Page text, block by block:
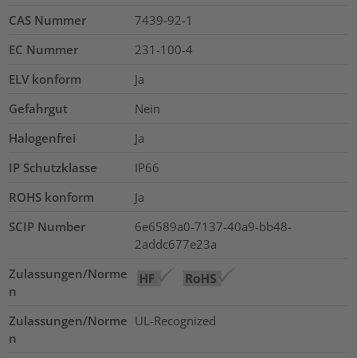
CAS Nummer
7439-92-1
EC Nummer
231-100-4
ELV konform
Ja
Gefahrgut
Nein
Halogenfrei
Ja
IP Schutzklasse
IP66
ROHS konform
Ja
SCIP Number
6e6589a0-7137-40a9-bb48-
2addc677e23a
Zulassungen/Norme
n
Zulassungen/Norme
n
UL-Recognized